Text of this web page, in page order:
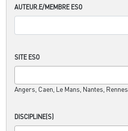
AUTEUR.E/MEMBRE ESO
SITE ESO
Angers, Caen, Le Mans, Nantes, Rennes
DISCIPLINE(S)